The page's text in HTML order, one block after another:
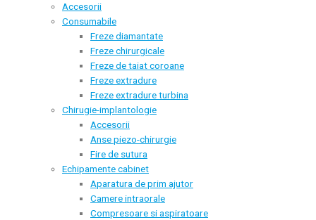
Accesorii
Consumabile
Freze diamantate
Freze chirurgicale
Freze de taiat coroane
Freze extradure
Freze extradure turbina
Chirugie-implantologie
Accesorii
Anse piezo-chirurgie
Fire de sutura
Echipamente cabinet
Aparatura de prim ajutor
Camere intraorale
Compresoare si aspiratoare